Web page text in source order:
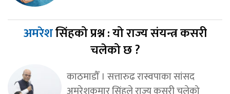
अमरेशसिंहको प्रश्न : यो राज्य संयन्त्र कसरी
चलेको छ ?
काठमाडौँ । सत्तारुढ रास्वपाका सांसद